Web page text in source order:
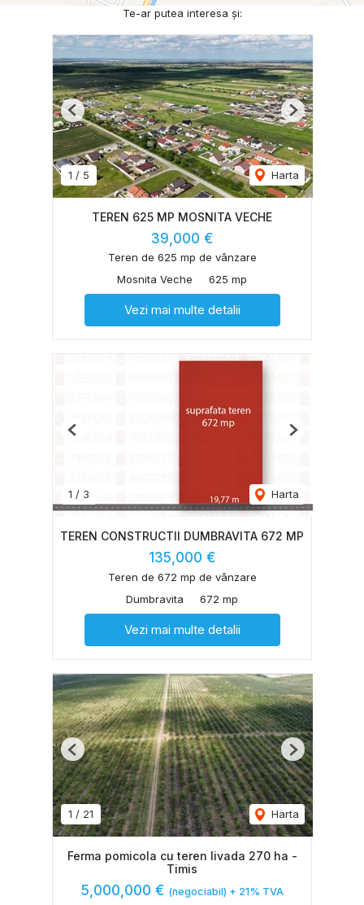
Te-ar putea interesa și:
1 / 5 Harta
Previous Next
TEREN 625 MP MOSNITA VECHE
39,000 €
Teren de 625 mp de vânzare
Mosnita Veche
625 mp
Vezi mai multe detalii
1 / 3 Harta
Previous Next
TEREN CONSTRUCTII DUMBRAVITA 672 MP
135,000 €
Teren de 672 mp de vânzare
Dumbravita
672 mp
Vezi mai multe detalii
1 / 21 Harta
Previous Next
Ferma pomicola cu teren livada 270 ha -
Timis
5,000,000 € (negociabil) + 21% TVA